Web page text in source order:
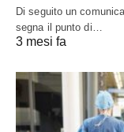
Di seguito un
segna il punto di…
3 mesi fa